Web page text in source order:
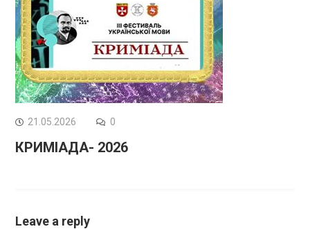
21.05.2026 0
КРИМІАДА- 2026
Leave a reply